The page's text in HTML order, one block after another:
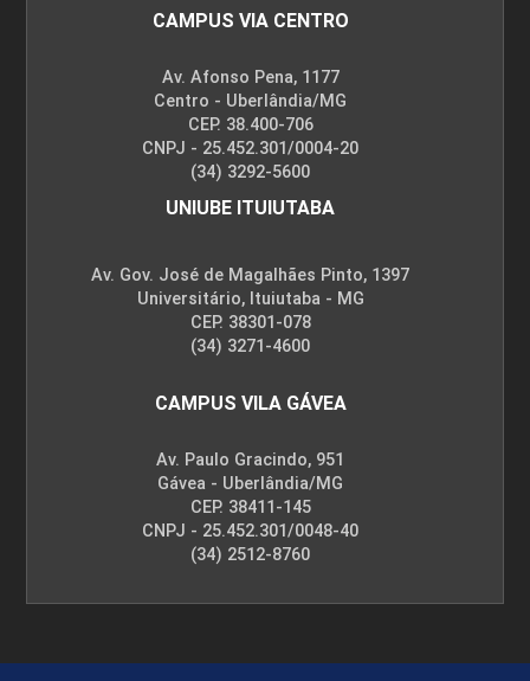
CAMPUS VIA CENTRO
Av. Afonso Pena, 1177
Centro - Uberlândia/MG
CEP. 38.400-706
CNPJ - 25.452.301/0004-20
(34) 3292-5600
UNIUBE ITUIUTABA
Av. Gov. José de Magalhães Pinto, 1397
Universitário, Ituiutaba - MG
CEP. 38301-078
(34) 3271-4600
CAMPUS VILA GÁVEA
Av. Paulo Gracindo, 951
Gávea - Uberlândia/MG
CEP. 38411-145
CNPJ - 25.452.301/0048-40
(34) 2512-8760